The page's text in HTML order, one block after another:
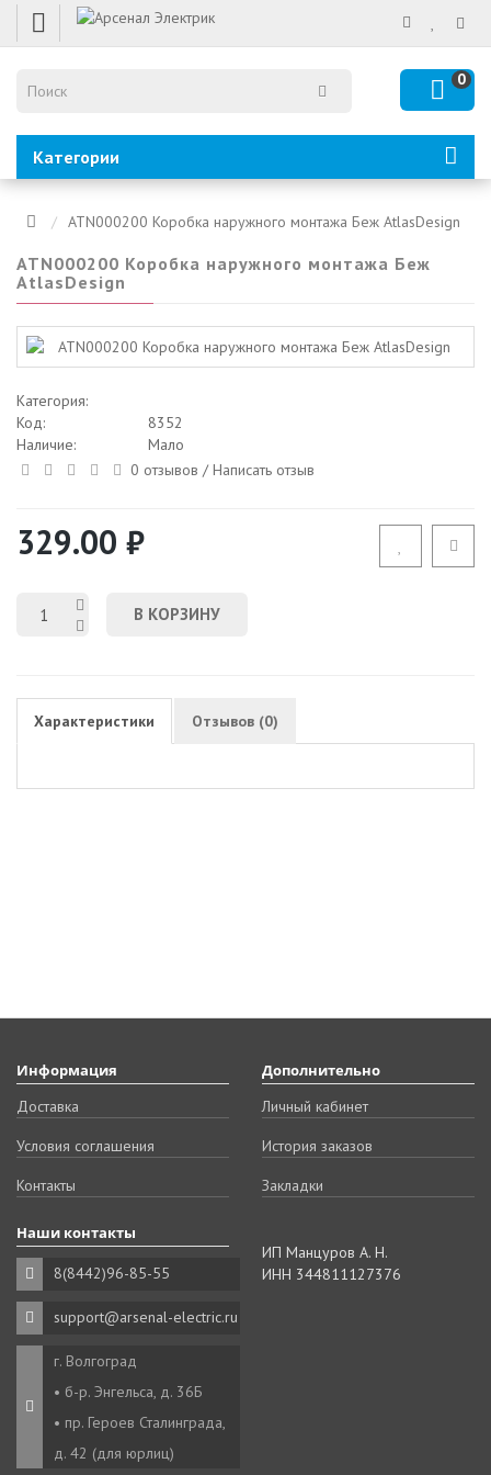
0
Категории
ATN000200 Коробка наружного монтажа Беж AtlasDesign
ATN000200 Коробка наружного монтажа Беж
AtlasDesign
Категория:
Код:
8352
Наличие:
Мало
0 отзывов /Написать отзыв
329.00 ₽
В КОРЗИНУ
Характеристики Отзывов (0)
Информация
Доставка
Условия соглашения
Контакты
Дополнительно
Личный кабинет
История заказов
Закладки
Наши контакты
8(8442)96-85-55
support@arsenal-electric.ru
г. Волгоград
• б-р. Энгельса, д. 36Б
• пр. Героев Сталинграда,
д. 42 (для юрлиц)
ИП Манцуров А. Н.
ИНН 344811127376